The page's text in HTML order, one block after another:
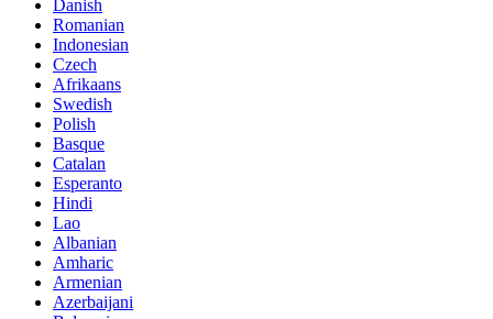
Danish
Romanian
Indonesian
Czech
Afrikaans
Swedish
Polish
Basque
Catalan
Esperanto
Hindi
Lao
Albanian
Amharic
Armenian
Azerbaijani